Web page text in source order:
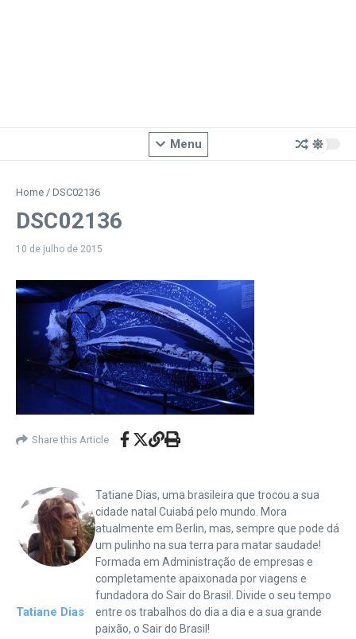
Menu
Home / DSC02136
DSC02136
10 de julho de 2015
Share this Article
Tatiane Dias
Tatiane Dias, uma brasileira que trocou a sua
cidade natal Cuiabá pelo mundo. Mora
atualmente em Berlin, mas, sempre que pode dá
um pulinho na sua terra para matar saudade!
Formada em Administração de empresas e
completamente apaixonada por viagens e
fundadora do Sair do Brasil. Divide o seu tempo
entre os trabalhos do dia a dia e a sua grande
paixão, o Sair do Brasil!